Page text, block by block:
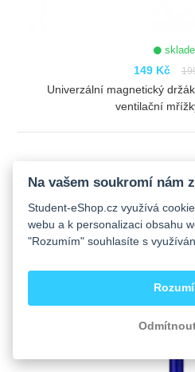
149 Kč
Univerzální magnetický
ventilační
Na vašem soukromí nám
Student-eShop.cz využívá
webu a k personalizaci obsahu
"Rozumím" souhlasíte s